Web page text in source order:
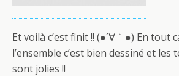
Et voilà c’est finit !! (●´∀｀●) En tout
l’ensemble c’est bien dessiné et les
sont jolies !!